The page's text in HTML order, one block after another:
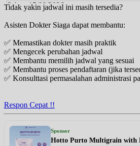
Sabtu, 15/08/2026
Jam 11:00 - 13:00
EKSEKUTIF
Senin, 17/08/2026
Jam 13:00 - 15:00
EKSEKUTIF
Selasa, 18/08/2026
Jam 10:00 - 12:00
EKSEKUTIF
Tidak yakin jadwal ini masih tersedia?
Asisten Dokter Siaga dapat membantu:
✅ Memastikan dokter masih praktik
✅ Mengecek perubahan jadwal
✅ Membantu memilih jadwal yang sesuai
✅ Membantu proses pendaftaran (jika
✅ Konsulttasi permasalahan administrasi
Respon Cepat !!
Sponsor
Hotto Purto Multigrain with